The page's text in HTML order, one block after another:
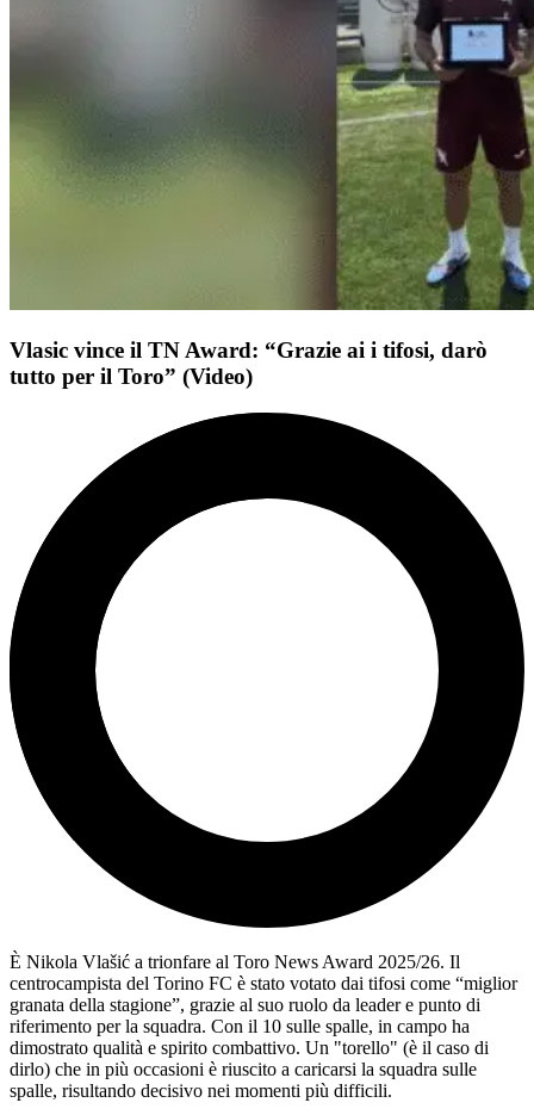
Vlasic vince il TN Award: “Grazie ai i tifosi, darò
tutto per il Toro” (Video)
È Nikola Vlašić a trionfare al Toro News Award 2025/26. Il
centrocampista del Torino FC è stato votato dai tifosi come “miglior
granata della stagione”, grazie al suo ruolo da leader e punto di
riferimento per la squadra. Con il 10 sulle spalle, in campo ha
dimostrato qualità e spirito combattivo. Un "torello" (è il caso di
dirlo) che in più occasioni è riuscito a caricarsi la squadra sulle
spalle, risultando decisivo nei momenti più difficili.